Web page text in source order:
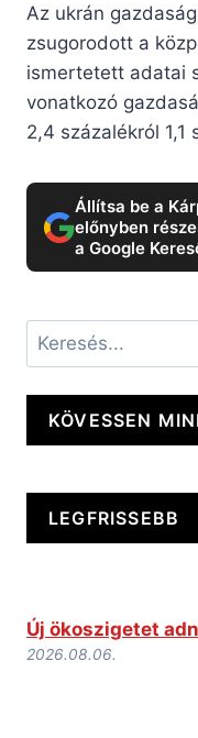
Az ukrán
zsugorodott a
ismertetett adatai
vonatkozó
2,4 százalékról 1,1
Állítsa be a
előnyben
a Google
Keresés
KÖVESSEN
LEGFRISSEBB
Új ökoszigetet
2026.08.06.